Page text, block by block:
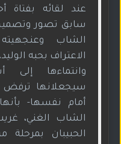
عند لقائه بفتاة
سابق تصور
الشاب
الاعتراف بحبه
وانتماءها إلى
سيجعلانها ترفض
أمام نفسها-
الشاب الغني،
الحبيبان بمرحلة